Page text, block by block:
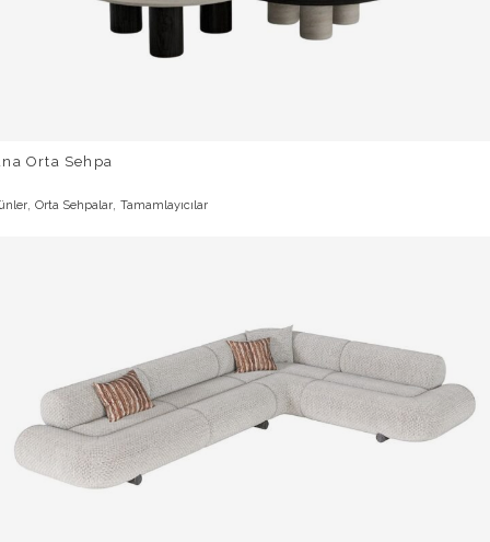
Orta Sehpa
, Orta Sehpalar, Tamamlayıcılar